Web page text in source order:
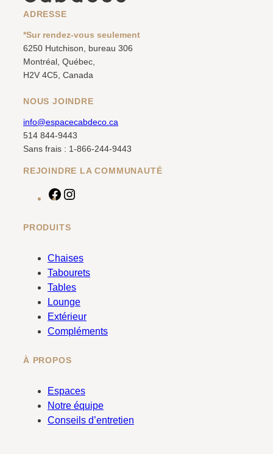
ADRESSE
*Sur rendez-vous seulement
6250 Hutchison, bureau 306
Montréal, Québec,
H2V 4C5, Canada
NOUS JOINDRE
info@espacecabdeco.ca
514 844-9443
Sans frais : 1-866-244-9443
REJOINDRE LA COMMUNAUTÉ
F
c
b
o
PRODUITS
Chaises
Tabourets
Tables
Lounge
Extérieur
Compléments
À PROPOS
Espaces
Notre équipe
Conseils d’entretien